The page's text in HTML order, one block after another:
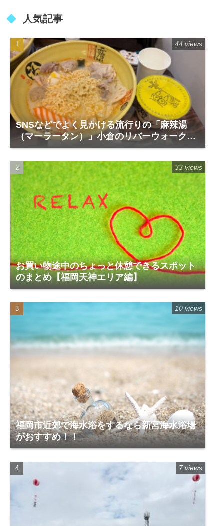
人気記事
SNSなどでよく見かける流行りの「麻辣湯
（マーラータン）」小倉のリバーウォーク1
階「福恩麻辣湯」
44 views
お買い物途中のちょっと休憩できるスポット
のまとめ【福岡天神エリア編】
33 views
福岡市近郊で海水浴をするなら新宮海水浴場
がおすすめ！！
10 views
7 views